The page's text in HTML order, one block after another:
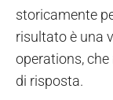
storicamente
risultato è una
operations,
di risposta.